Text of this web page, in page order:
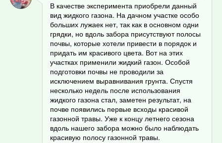
В качестве эксперимента приобрели данный
вид жидкого газона. На дачном участке особо
больших лужаек нет, так как в основном одни
грядки, но вдоль забора присутствуют полосы
почвы, которые хотели привести в порядок и
придать им красивого цвета. Вот на этих
участках применили жидкий газон. Особой
подготовки почвы не проводили за
исключением выравнивания грунта. Спустя
несколько недель после использования
жидкого газона стал, заметен результат, на
почве появились первые всходы красивой
газонной травы. Уже к концу летнего сезона
вдоль нашего забора можно было наблюдать
красивую полосу газонной травы.